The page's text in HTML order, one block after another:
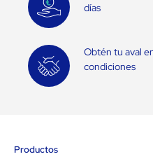
días
Obtén tu aval
condiciones
Productos